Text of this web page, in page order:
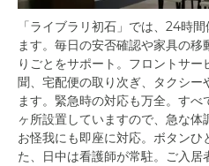
「ライブラリ初石」では、24時
ます。毎日の安否確認や家具の
りごとをサポート。フロントサ
聞、宅配便の取り次ぎ、タクシー
ます。緊急時の対応も万全。す
ヶ所設置していますので、急な
お怪我にも即座に対応。ボタンひ
た、日中は看護師が常駐。ご入